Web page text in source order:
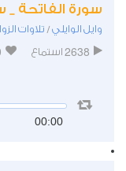
سورة الفاتحة _
وايل الوايلي/تلاوات
2638 استماع
00:00